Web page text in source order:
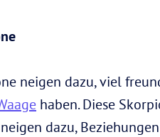
neigen dazu, viel
haben. Diese
dazu,